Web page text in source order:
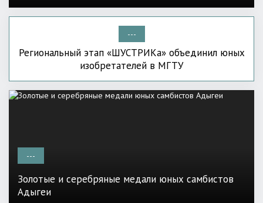
---
Региональный этап «ШУСТРИКа» объединил юных
изобретателей в МГТУ
---
Золотые и серебряные медали юных самбистов
Адыгеи